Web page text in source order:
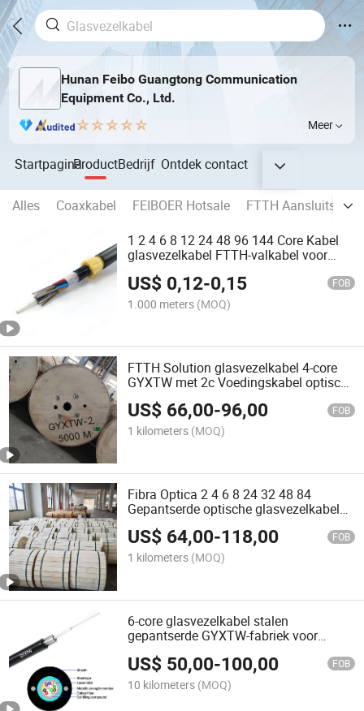
Hunan Feibo Guangtong Communication
Equipment Co., Ltd.
Meer
StartpaginaProductBedrijf Ontdekcontact
Alles Coaxkabel FEIBOER Hotsale
FTTH Aansluitsnoer
1 2 4 6 8 12 24 48 96 144 Core Kabel
glasvezelkabel FTTH-valkabel voor
Knaagdier ASU ADSS GYXTW optische
kabel
US$ 0,12-0,15 FOB
1.000 meters (MOQ)
FTTH Solution glasvezelkabel 4-core
GYXTW met 2c Voedingskabel optische
elektrische composietkabel voor buiten
US$ 66,00-96,00 FOB
1 kilometers (MOQ)
Fibra Optica 2 4 6 8 24 32 48 84
Gepantserde optische glasvezelkabel
GYTA GYTS met 96 144 288 kernen
GYTA53 GYTS53 GYXTW-
glasvezelkabel
US$ 64,00-118,00 FOB
1 kilometers (MOQ)
6-core glasvezelkabel stalen
gepantserde GYXTW-fabriek voor
G652D-glasvezel 2 4 6 12 24 Core
GYXTW
US$ 50,00-100,00 FOB
10 kilometers (MOQ)